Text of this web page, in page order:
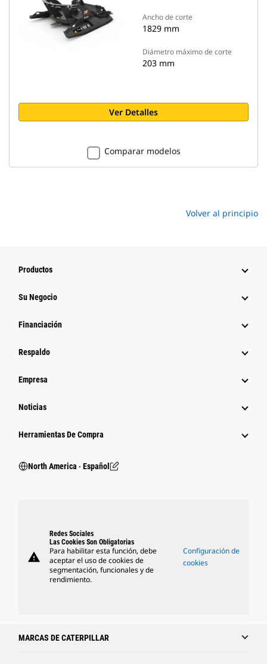
Ancho de corte
1829 mm
Diámetro máximo de corte
203 mm
Ver Detalles
Comparar modelos
Volver al principio
Productos
Su Negocio
Financiación
Respaldo
Empresa
Noticias
Herramientas De Compra
North America ‧ Español
warning
Redes Sociales
Las Cookies Son Obligatorias
Para habilitar esta función, debe
aceptar el uso de cookies de
segmentación, funcionales y de
rendimiento.
Configuración de
cookies
MARCAS DE CATERPILLAR